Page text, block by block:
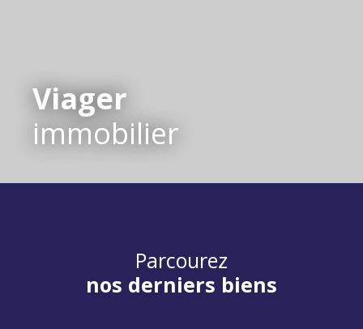
Viager
immobilier
Parcourez
nos derniers biens